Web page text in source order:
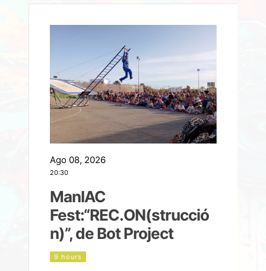
Ago 08, 2026
20:30
ManIAC
Fest:“REC.ON(strucció
n)”, de Bot Project
9 hours